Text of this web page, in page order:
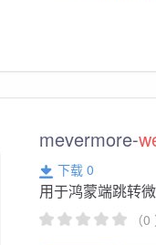
mevermore-
下载 0
用于鸿蒙端跳转
（